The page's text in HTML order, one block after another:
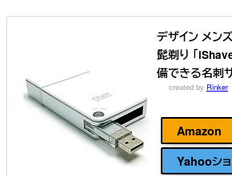
デザイン メン
髭剃り 「
備できる名刺
created by Rinker
Amazon
Yahooシ